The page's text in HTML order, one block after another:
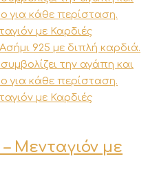
Μενταγιόν με